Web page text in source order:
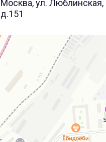
Москва, ул. Люблинская,
д.151